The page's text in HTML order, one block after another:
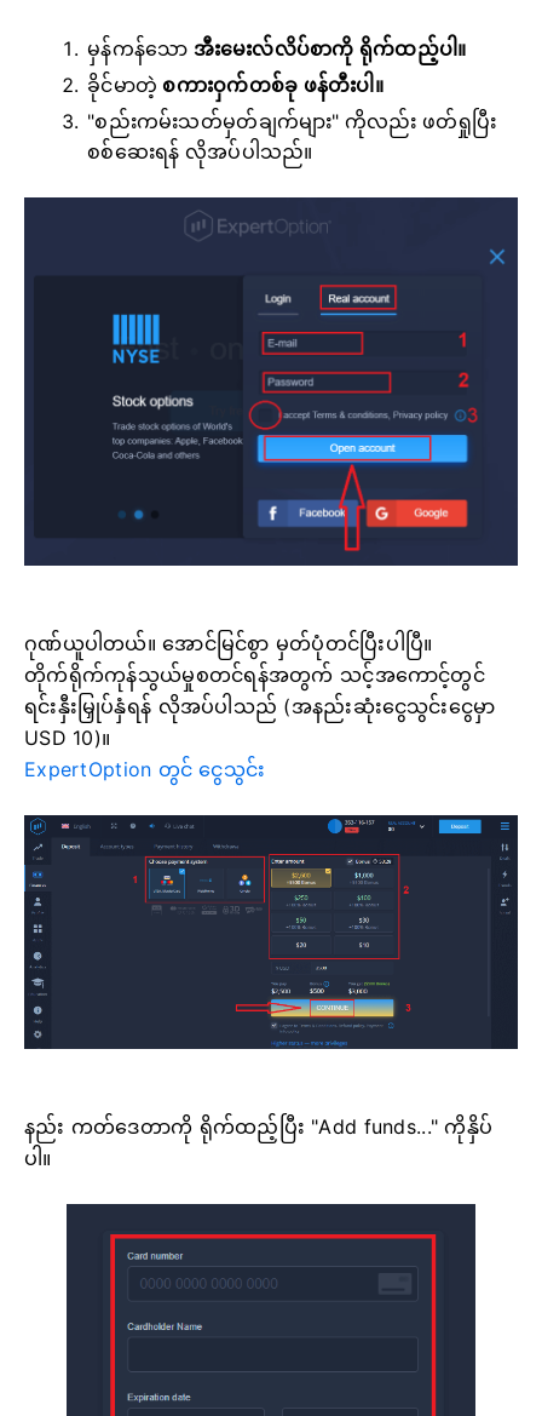
မှန်ကန်သော အီးမေးလ်လိပ်စာကို ရိုက်ထည့်ပါ။
ခိုင်မာတဲ့ စကားဝှက်တစ်ခု ဖန်တီးပါ။
"စည်းကမ်းသတ်မှတ်ချက်များ" ကိုလည်း ဖတ်ရှုပြီး
စစ်ဆေးရန် လိုအပ်ပါသည်။
ဂုဏ်ယူပါတယ်။ အောင်မြင်စွာ မှတ်ပုံတင်ပြီးပါပြီ။
တိုက်ရိုက်ကုန်သွယ်မှုစတင်ရန်အတွက် သင့်အကောင့်တွင်
ရင်းနှီးမြှုပ်နှံရန် လိုအပ်ပါသည် (အနည်းဆုံးငွေသွင်းငွေမှာ
USD 10)။
ExpertOption တွင် ငွေသွင်း
နည်း ကတ်ဒေတာကို ရိုက်ထည့်ပြီး "Add funds..." ကိုနှိပ်
ပါ။